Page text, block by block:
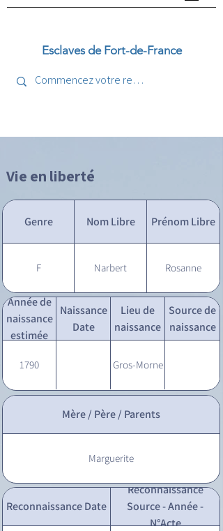
Esclaves de Fort-de-France
Vie en liberté
Genre Nom Libre Prénom Libre
F Narbert Rosanne
Année de
naissance
estimée
Naissance
Date
Lieu de
naissance
Source de
naissance
1790 Gros-Morne
Mère / Père / Parents
Marguerite
Reconnaissance Date
Reconnaissance
Source - Année -
N°Acte